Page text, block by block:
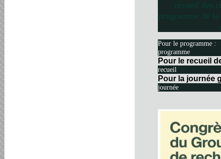
recueil des
programme de
Pour le programme :
programme
Pour le recueil
recueil
Pour la journée
journée